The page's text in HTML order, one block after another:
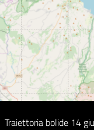
Traiettoria bolide 14